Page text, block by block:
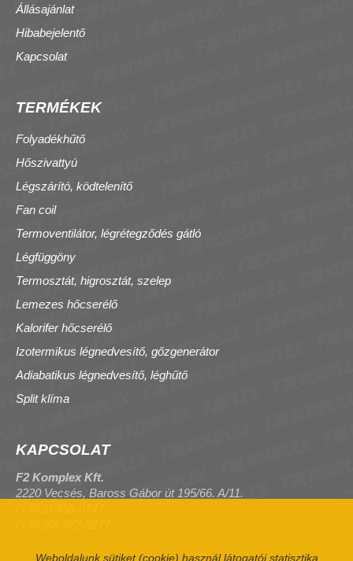
Weboldalunk sütiket (cookie) használ látogatói statisztika
Állásajánlat
Hibabejelentő
Kapcsolat
TERMÉKEK
Folyadékhűtő
Hőszivattyú
Légszárító, ködtelenítő
Fan coil
Termoventilátor, légrétegződés gátló
Légfüggöny
Termosztát, higrosztát, szelep
Lemezes hőcserélő
Kalorifer hőcserélő
Izotermikus légnedvesítő, gőzgenerátor
Adiabatikus légnedvesítő, léghűtő
Split klíma
KAPCSOLAT
F2 Komplex Kft.
2220 Vecsés, Baross Gábor út 195/66. A/11.